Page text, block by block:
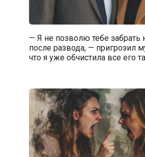
— Я не позволю тебе забрать
после развода, — пригрозил
что я уже обчистила все его